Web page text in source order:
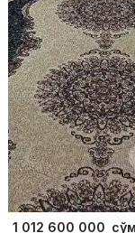
1 012 600 000 сўм